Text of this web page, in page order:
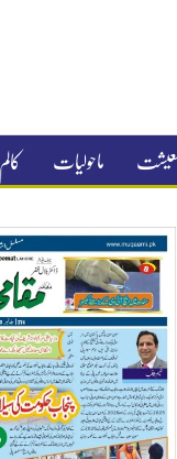
معیشت ماحولیات کالم